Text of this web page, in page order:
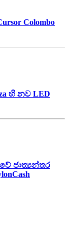
Colombo
හි නව LED
ජාත්‍යන්තර